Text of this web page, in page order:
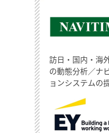
訪日・国内・海
の動態分析／ナ
ョンシステムの